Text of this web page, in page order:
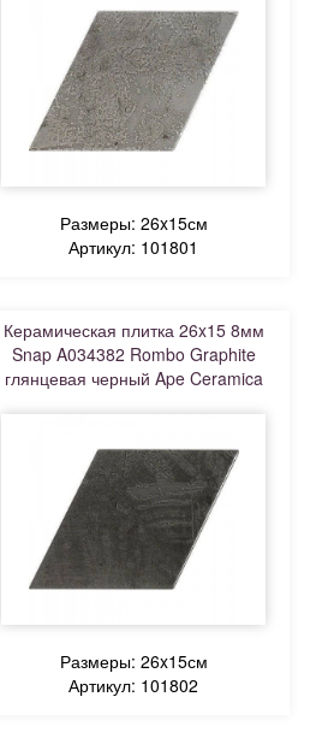
Размеры: 26x15см
Артикул: 101801
Керамическая плитка 26x15 8мм
Snap A034382 Rombo Graphite
глянцевая черный Ape Ceramica
Размеры: 26x15см
Артикул: 101802